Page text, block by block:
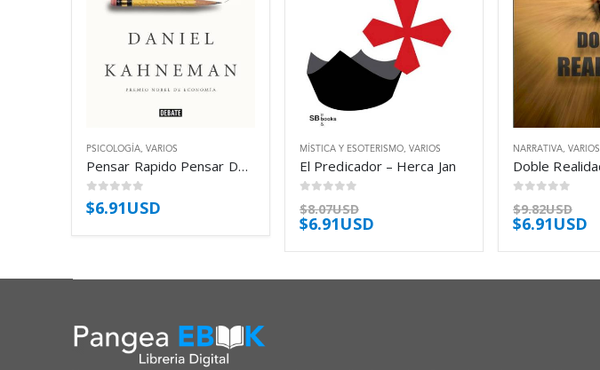
PSICOLOGÍA VARIOS
Pensar Rapido Pensar Despacio – Kahneman Daniel
0out of 5
$6.91USD
MÍSTICA Y ESOTERISMO VARIOS
El Predicador – Herca Jan
$8.07USD
$6.91USD
NARRATIVA VARIOS
$9.82USD
$6.91USD